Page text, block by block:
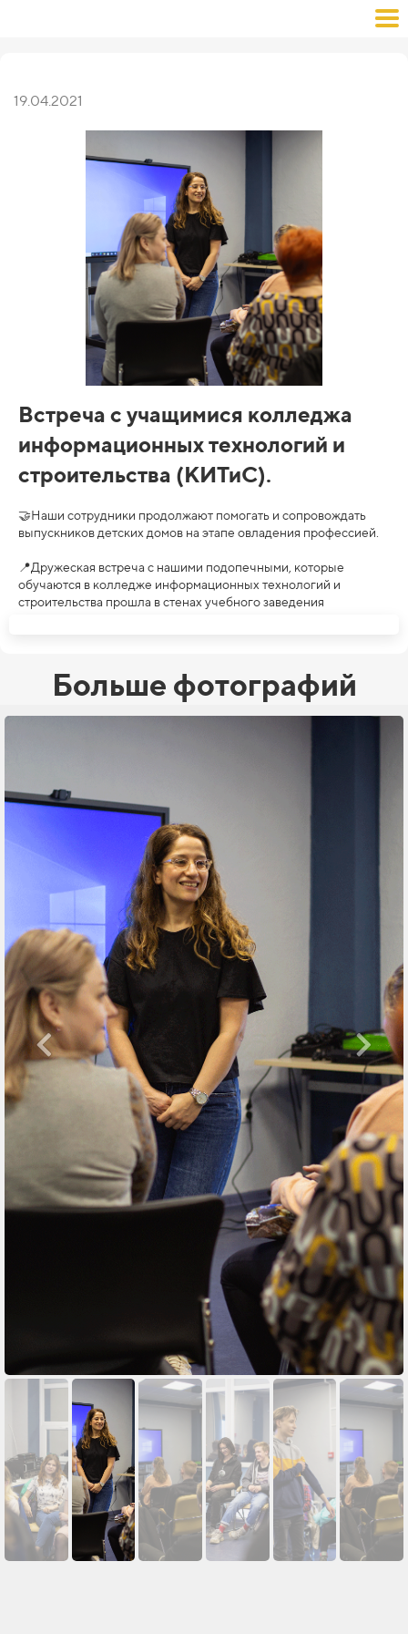
19.04.2021
Встреча с учащимися колледжа
информационных технологий и
строительства (КИТиС).
🤝Наши сотрудники продолжают помогать и сопровождать
выпускников детских домов на этапе овладения профессией.
📍Дружеская встреча с нашими подопечными, которые
обучаются в колледже информационных технологий и
строительства прошла в стенах учебного заведения
Больше фотографий